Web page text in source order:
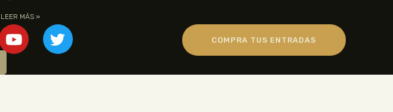
LEER MÁS »
COMPRA TUS ENTRADAS